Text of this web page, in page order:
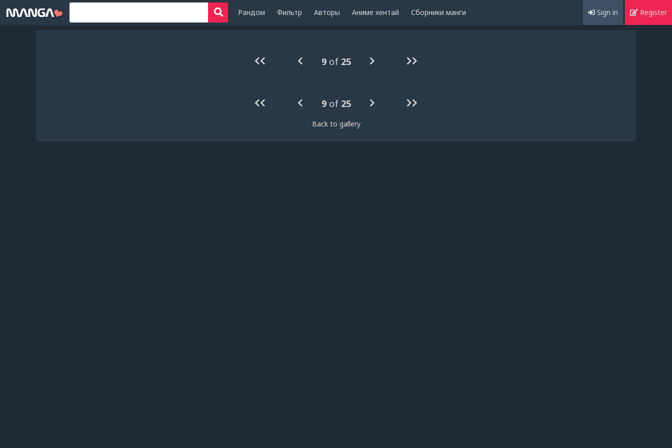
Рандом Фильтр Авторы Аниме хентай Сборники манги Sign in Register
9 of 25
9 of 25
Back to gallery